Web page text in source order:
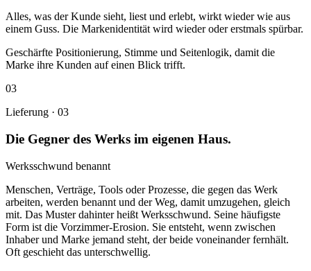
Alles, was der Kunde sieht, liest und erlebt, wirkt wieder wie aus
einem Guss. Die Markenidentität wird wieder oder erstmals spürbar.
Geschärfte Positionierung, Stimme und Seitenlogik, damit die
Marke ihre Kunden auf einen Blick trifft.
03
Lieferung · 03
Die Gegner des Werks im eigenen Haus.
Werksschwund benannt
Menschen, Verträge, Tools oder Prozesse, die gegen das Werk
arbeiten, werden benannt und der Weg, damit umzugehen, gleich
mit. Das Muster dahinter heißt Werksschwund. Seine häufigste
Form ist die Vorzimmer-Erosion. Sie entsteht, wenn zwischen
Inhaber und Marke jemand steht, der beide voneinander fernhält.
Oft geschieht das unterschwellig.